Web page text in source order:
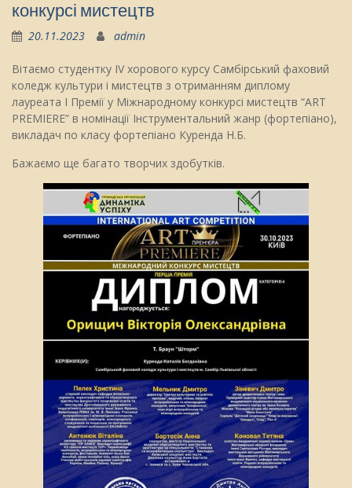
конкурсі мистецтв
20.11.2023 admin
Вітаємо студентку IV хорового курсу Самбірський фаховий
коледж культури і мистецтв з отриманням диплому
лауреата I Премії у Міжнародному конкурсі мистецтв “ART
PREMIERE” в номінації Інструментальний жанр (фортепіано),
викладач по класу фортепіано Куренда Н.Б.
Бажаємо ще багато творчих здобутків.